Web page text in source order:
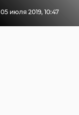
05 июля 2019, 10:47